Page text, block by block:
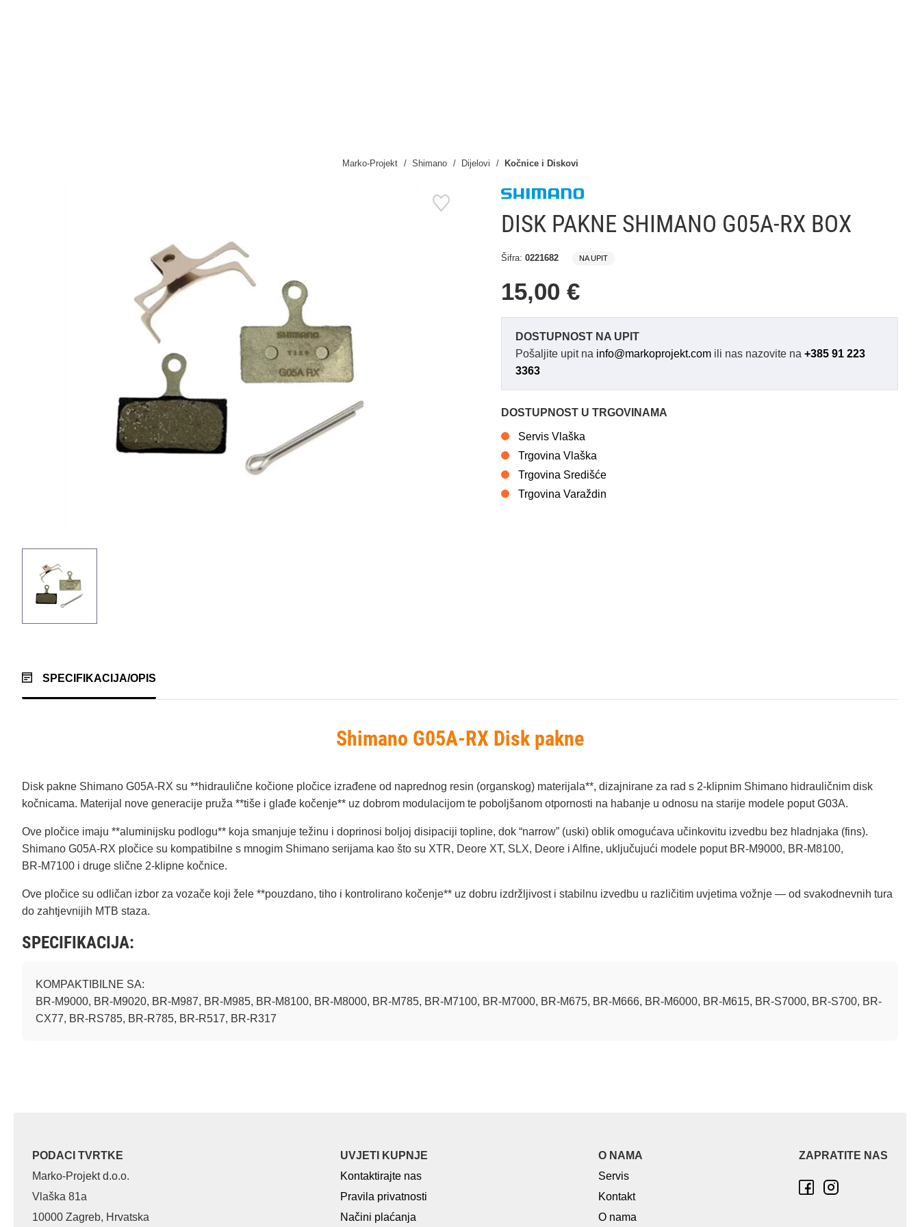
Marko-Projekt Shimano Dijelovi Kočnice i Diskovi
DISK PAKNE SHIMANO G05A-RX BOX
Šifra: 0221682 NA UPIT
15,00 €
DOSTUPNOST NA UPIT
Pošaljite upit na info@markoprojekt.com ili nas nazovite na +385 91 223
3363
DOSTUPNOST U TRGOVINAMA
Servis Vlaška
Trgovina Vlaška
Trgovina Središće
Trgovina Varaždin
SPECIFIKACIJA/OPIS
Shimano G05A‑RX Disk pakne
Disk pakne Shimano G05A‑RX su **hidraulične kočione pločice izrađene od naprednog resin (organskog) materijala**, dizajnirane za rad s 2‑klipnim Shimano hidrauličnim disk
kočnicama. Materijal nove generacije pruža **tiše i glađe kočenje** uz dobrom modulacijom te poboljšanom otpornosti na habanje u odnosu na starije modele poput G03A.
Ove pločice imaju **aluminijsku podlogu** koja smanjuje težinu i doprinosi boljoj disipaciji topline, dok “narrow” (uski) oblik omogućava učinkovitu izvedbu bez hladnjaka (fins).
Shimano G05A‑RX pločice su kompatibilne s mnogim Shimano serijama kao što su XTR, Deore XT, SLX, Deore i Alfine, uključujući modele poput BR‑M9000, BR‑M8100,
BR‑M7100 i druge slične 2‑klipne kočnice.
Ove pločice su odličan izbor za vozače koji žele **pouzdano, tiho i kontrolirano kočenje** uz dobru izdržljivost i stabilnu izvedbu u različitim uvjetima vožnje — od svakodnevnih tura
do zahtjevnijih MTB staza.
SPECIFIKACIJA:
KOMPAKTIBILNE SA:
BR-M9000, BR-M9020, BR-M987, BR-M985, BR-M8100, BR-M8000, BR-M785, BR-M7100, BR-M7000, BR-M675, BR-M666, BR-M6000, BR-M615, BR-S7000, BR-S700, BR-
CX77, BR-RS785, BR-R785, BR-R517, BR-R317
PODACI TVRTKE
Marko-Projekt d.o.o.
Vlaška 81a
10000 Zagreb, Hrvatska
UVJETI KUPNJE
Kontaktirajte nas
Pravila privatnosti
Načini plaćanja
O NAMA
Servis
Kontakt
O nama
ZAPRATITE NAS